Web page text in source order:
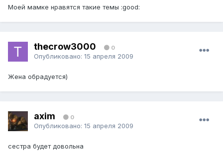
Моей мамке нравятся такие темы :good:
thecrow3000 0
Опубликовано: 15 апреля 2009
Жена обрадуется)
axim 0
Опубликовано: 15 апреля 2009
сестра будет довольна